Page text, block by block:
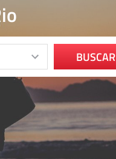
BUSCAR